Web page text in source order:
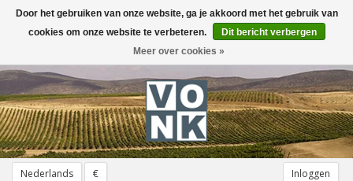
Nederlands € Inloggen
Toggle
navigation
Door het gebruiken van onze website, ga je akkoord met het gebruik van
cookies om onze website te verbeteren.
Dit bericht verbergen
Meer over cookies »